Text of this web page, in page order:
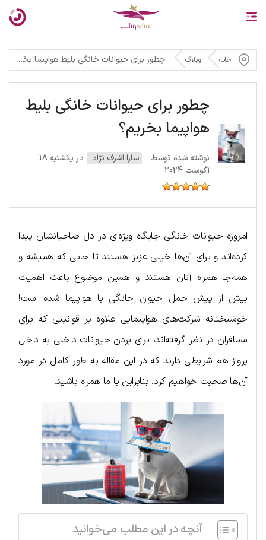
خانه وبلاگ چطور برای حیوانات خانگی بلیط هواپیما بخریم؟
چطور برای حیوانات خانگی بلیط
هواپیما بخریم؟
نوشته شده توسط : سارا اشرف نژاد
در یکشنبه 18
آگوست 2024
امروزه حیوانات خانگی جایگاه ویژه‌ای در دل صاحبانشان پیدا
کرده‌اند و برای آن‌ها خیلی عزیز هستند تا جایی که همیشه و
همه‌جا همراه آنان هستند و همین موضوع باعث اهمیت
بیش از پیش حمل حیوان خانگی با هواپیما شده است!
خوشبختانه شرکت‌های هواپیمایی علاوه بر قوانینی که برای
مسافران در نظر گرفته‌اند، برای بردن حیوانات داخلی به داخل
پرواز هم شرایطی دارند که در این مقاله به طور کامل در مورد
آن‌ها صحبت خواهیم کرد. بنابراین با ما همراه باشید.
آنچه در این مطلب می‌خوانید